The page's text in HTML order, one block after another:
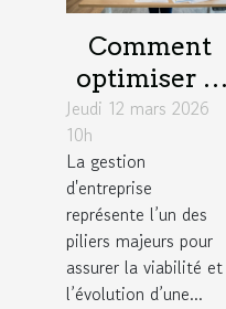
Comment
optimiser la
gestion
d'entreprise
pour une
croissance
durable ?
Jeudi 12 mars 2026
10h
La gestion
d'entreprise
représente l’un des
piliers majeurs pour
assurer la viabilité et
l’évolution d’une...